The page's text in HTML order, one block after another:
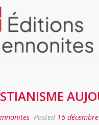
Posted 16